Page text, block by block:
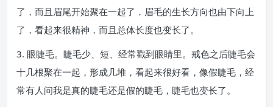
了，而且眉尾开始聚在一起了，眉毛的生长方向也由下向上
了，看起来很精神，而且总体长度也变长了。
3. 眼睫毛。睫毛少、短、经常戳到眼睛里。戒色之后睫毛会
十几根聚在一起，形成几堆，看起来很好看，像假睫毛，经
常有人问我是真的睫毛还是假的睫毛，睫毛也变长了。